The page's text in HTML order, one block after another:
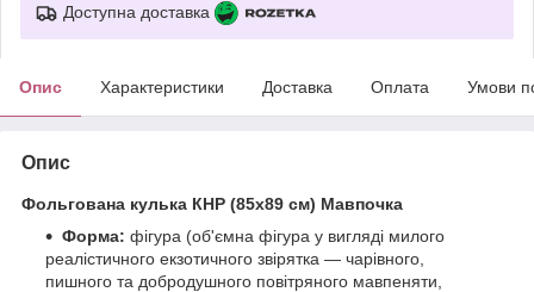
Доступна доставка
Опис Характеристики Доставка Оплата Умови
Опис
Фольгована кулька КНР (85х89 см) Мавпочка
Форма: фігура (об'ємна фігура у вигляді милого
реалістичного екзотичного звірятка — чарівного,
пишного та добродушного повітряного мавпеняти,